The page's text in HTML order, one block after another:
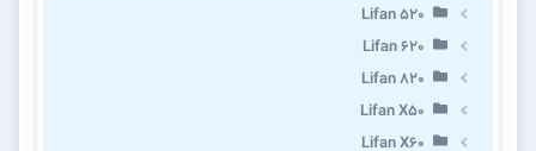
Lifan 520
Lifan 620
Lifan 820
Lifan X50
Lifan X60